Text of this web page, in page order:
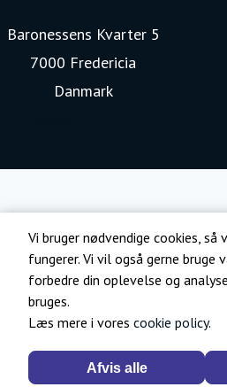
Vi bruger nødvendige cookies, så
fungerer. Vi vil også gerne
forbedre din oplevelse og
bruges.
Læs mere i vores cookie policy.
Afvis alle
Baronessens Kvarter 5
7000 Fredericia
Danmark